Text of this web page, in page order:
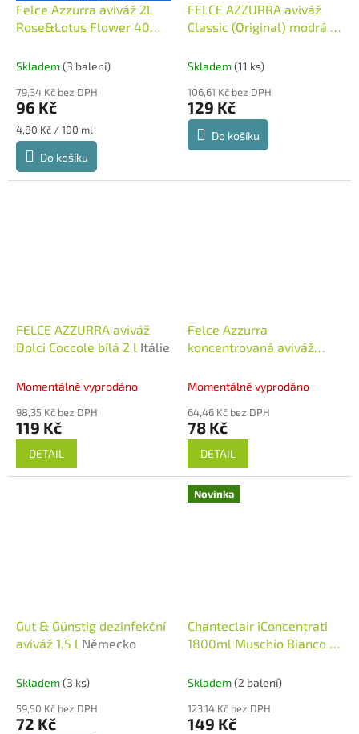
Felce Azzurra aviváž 2L
Rose&Lotus Flower 40W -
Skladem(3 balení)
79,34 Kč bez DPH
96 Kč
Měrná
cena:
4,80 Kč / 100 ml
Do košíku
FELCE AZZURRA aviváž
Classic (Original) modrá 2l
Skladem(11 ks)
106,61 Kč bez DPH
129 Kč
Do košíku
FELCE AZZURRA aviváž
Dolci Coccole bílá 2 l Itálie
Momentálně vyprodáno
98,35 Kč bez DPH
119 Kč
DETAIL
Felce Azzurra
koncentrovaná aviváž
dávek, 600 mlItálie
Momentálně vyprodáno
64,46 Kč bez DPH
78 Kč
DETAIL
Gut & Günstig dezinfekční
aviváž 1,5 l Německo
Skladem(3 ks)
59,50 Kč bez DPH
72 Kč
Novinka
Chanteclair iConcentrati
1800ml Muschio Bianco -
Chanteclair iConcentrati
Skladem(2 balení)
123,14 Kč bez DPH
149 Kč